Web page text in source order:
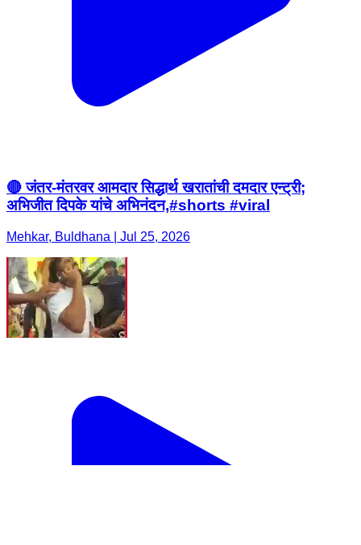
🔴 जंतर-मंतरवर आमदार सिद्धार्थ खरातांची दमदार एन्ट्री;
अभिजीत दिपके यांचे अभिनंदन,#shorts #viral
Mehkar, Buldhana | Jul 25, 2026